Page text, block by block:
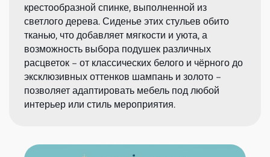
крестообразной спинке, выполненной из
светлого дерева. Сиденье этих стульев обито
тканью, что добавляет мягкости и уюта, а
возможность выбора подушек различных
расцветок – от классических белого и чёрного до
эксклюзивных оттенков шампань и золото –
позволяет адаптировать мебель под любой
интерьер или стиль мероприятия.